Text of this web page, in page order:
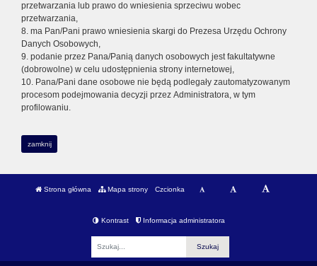
przetwarzania lub prawo do wniesienia sprzeciwu wobec
przetwarzania,
8. ma Pan/Pani prawo wniesienia skargi do Prezesa Urzędu Ochrony
Danych Osobowych,
9. podanie przez Pana/Panią danych osobowych jest fakultatywne
(dobrowolne) w celu udostępnienia strony internetowej,
10. Pana/Pani dane osobowe nie będą podlegały zautomatyzowanym
procesom podejmowania decyzji przez Administratora, w tym
profilowaniu.
zamknij
Strona główna Mapa strony Czcionka
Kontrast Informacja administratora